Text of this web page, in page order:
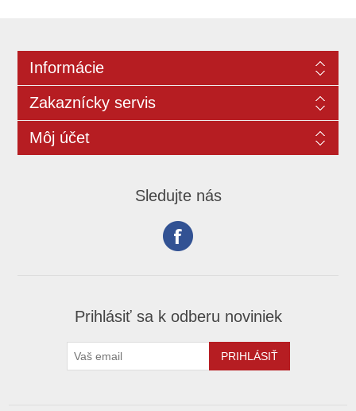
Informácie
Zakaznícky servis
Môj účet
Sledujte nás
Prihlásiť sa k odberu noviniek